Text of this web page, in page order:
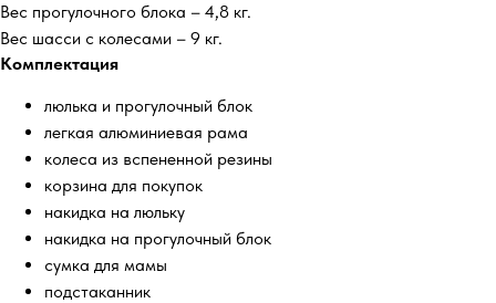
Вес прогулочного блока – 4,8 кг.
Вес шасси с колесами – 9 кг.
Комплектация
люлька и прогулочный блок
легкая алюминиевая рама
колеса из вспененной резины
корзина для покупок
накидка на люльку
накидка на прогулочный блок
сумка для мамы
подстаканник